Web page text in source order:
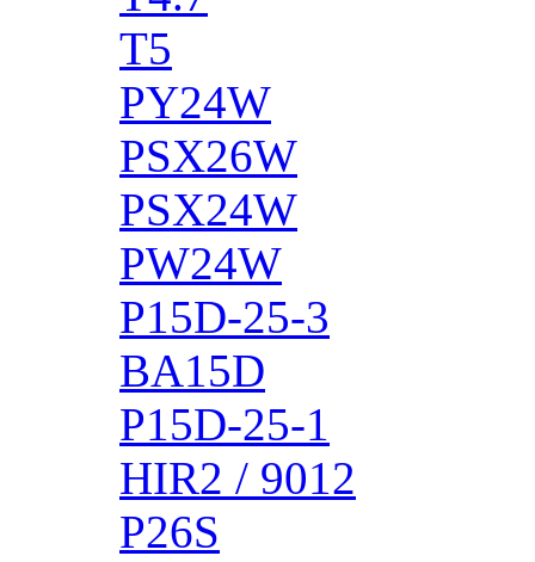
T5
PY24W
PSX26W
PSX24W
PW24W
P15D-25-3
BA15D
P15D-25-1
HIR2 / 9012
P26S